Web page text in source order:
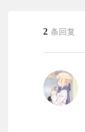
2 条回复